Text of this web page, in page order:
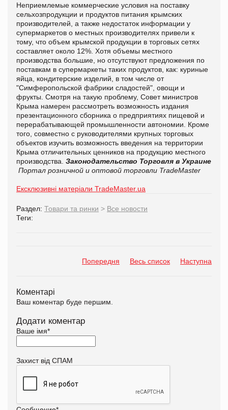
Неприемлемые коммерческие условия на поставку
сельхозпродукции и продуктов питания крымских
производителей, а также недостаток информации у
супермаркетов о местных производителях привели к
тому, что объем крымской продукции в торговых сетях
составляет около 12%. Хотя объемы местного
производства большие, но отсутствуют предложения по
поставкам в супермаркеты таких продуктов, как: куриные
яйца, кондитерские изделий, в том числе от
"Симферопольской фабрики сладостей", овощи и
фрукты. Смотря на такую проблему, Совет министров
Крыма намерен рассмотреть возможность издания
презентационного сборника о предприятиях пищевой и
перерабатывающей промышленности автономии. Кроме
того, совместно с руководителями крупных торговых
объектов изучить возможность введения на территории
Крыма отличительных ценников на продукцию местного
производства. Законодательство Торговля в Украине
Портал розничной и оптовой торговли TradeMaster
Ексклюзивні матеріали TradeMaster.ua
Раздел: Товари та ринки > Все новости
Теги:
Попередня Весь список Наступна
Коментарі
Ваш коментар буде першим.
Додати коментар
Ваше імя*
Захист від СПАМ